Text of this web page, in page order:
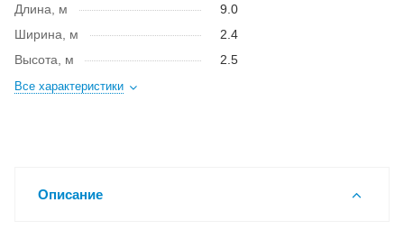
Длина, м
9.0
Ширина, м
2.4
Высота, м
2.5
Все характеристики
Описание